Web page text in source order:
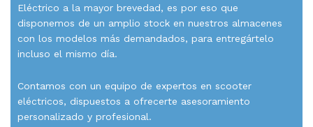
Eléctrico a la mayor brevedad, es por eso que
disponemos de un amplio stock en nuestros almacenes
con los modelos más demandados, para entregártelo
incluso el mismo día.
Contamos con un equipo de expertos en scooter
eléctricos, dispuestos a ofrecerte asesoramiento
personalizado y profesional.